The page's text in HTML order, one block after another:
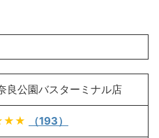
良公園バスターミナル店
（193）